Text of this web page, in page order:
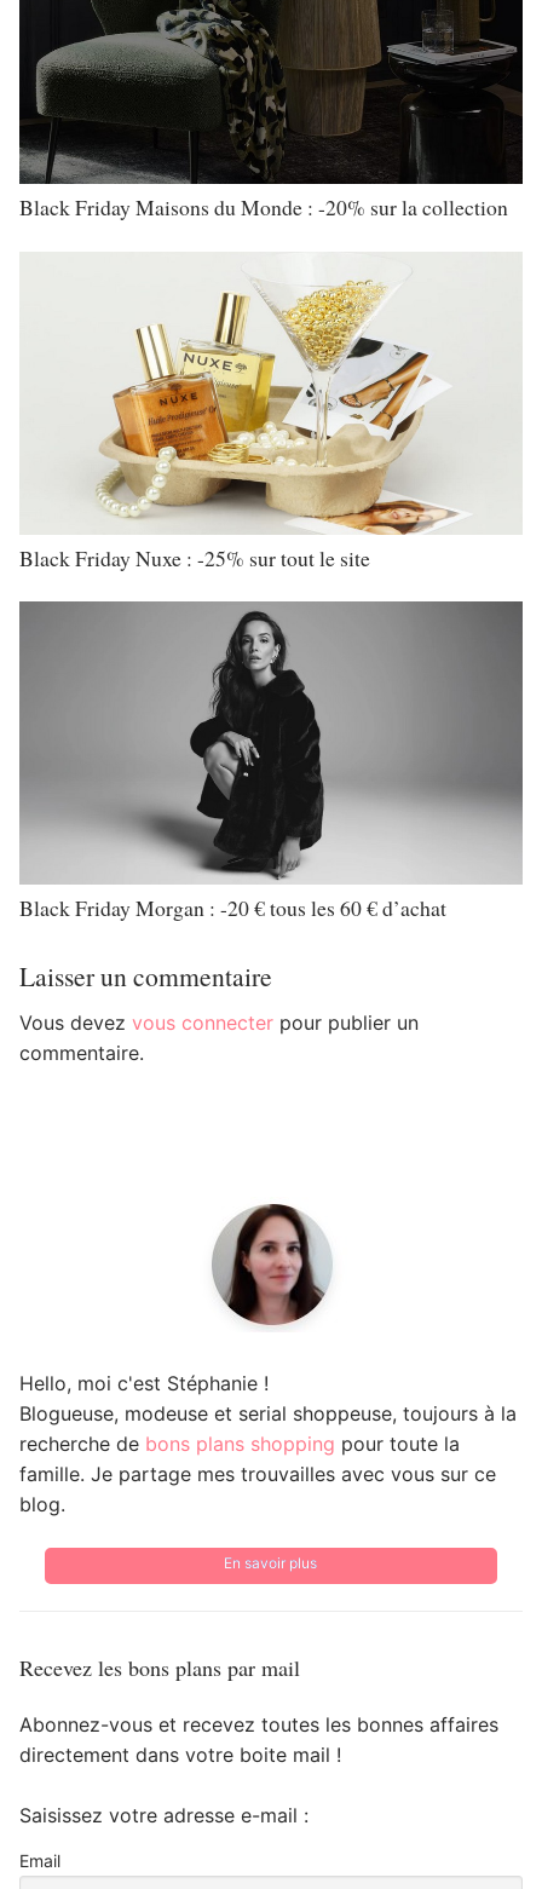
Black Friday Maisons du Monde : -20% sur la collection
Black Friday Nuxe : -25% sur tout le site
Black Friday Morgan : -20 € tous les 60 € d’achat
Laisser un commentaire
Vous devez vous connecter pour publier un
commentaire.
Hello, moi c'est Stéphanie !
Blogueuse, modeuse et serial shoppeuse, toujours à la
recherche de bons plans shopping pour toute la
famille. Je partage mes trouvailles avec vous sur ce
blog.
En savoir plus
Recevez les bons plans par mail
Abonnez-vous et recevez toutes les bonnes affaires
directement dans votre boite mail !
Saisissez votre adresse e-mail :
Email